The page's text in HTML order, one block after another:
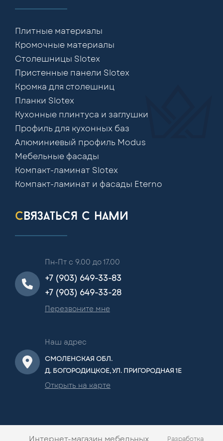
Плитные материалы
Кромочные материалы
Столешницы Slotex
Пристенные панели Slotex
Кромка для столешниц
Планки Slotex
Кухонные плинтуса и заглушки
Профиль для кухонных баз
Алюминиевый профиль Modus
Мебельные фасады
Компакт-ламинат Slotex
Компакт-ламинат и фасады Eterno
связаться с нами
Пн-Пт с 9.00 до 17.00
+7 (903) 649-33-83
+7 (903) 649-33-28
Перезвоните мне
Наш адрес
СМОЛЕНСКАЯ ОБЛ.
Д. БОГОРОДИЦКОЕ, УЛ. ПРИГОРОДНАЯ 1Е
Открыть на карте
Интернет-магазин мебельных Разработка